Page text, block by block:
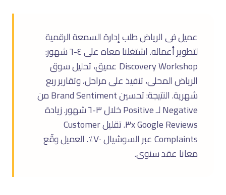
عميل فى الرياض طلب إدارة السمعة الرقمية
لتطوير أعماله. اشتغلنا معاه على ٤-٦ شهور:
Discovery Workshop عميق، تحليل سوق
الرياض المحلى، تنفيذ على مراحل، وتقارير ربع
شهرية. النتيجة: تحسين Brand Sentiment من
Negative لـ Positive خلال ٣-٦ شهور. زيادة
Google Reviews ٣x. تقليل Customer
Complaints عبر السوشيال ٧٠٪. العميل وقّع
معانا عقد سنوى.